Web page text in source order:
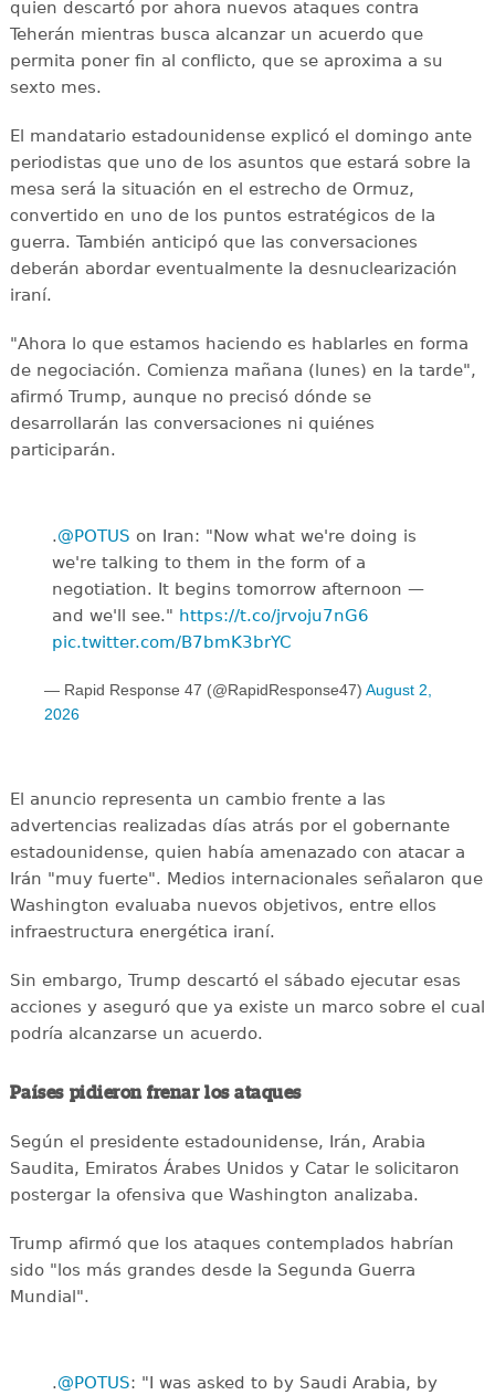
quien descartó por ahora nuevos ataques contra
Teherán mientras busca alcanzar un acuerdo que
permita poner fin al conflicto, que se aproxima a su
sexto mes.
El mandatario estadounidense explicó el domingo ante
periodistas que uno de los asuntos que estará sobre la
mesa será la situación en el estrecho de Ormuz,
convertido en uno de los puntos estratégicos de la
guerra. También anticipó que las conversaciones
deberán abordar eventualmente la desnuclearización
iraní.
"Ahora lo que estamos haciendo es hablarles en forma
de negociación. Comienza mañana (lunes) en la tarde",
afirmó Trump, aunque no precisó dónde se
desarrollarán las conversaciones ni quiénes
participarán.
.@POTUS on Iran: "Now what we're doing is
we're talking to them in the form of a
negotiation. It begins tomorrow afternoon —
and we'll see." https://t.co/jrvoju7nG6
pic.twitter.com/B7bmK3brYC
— Rapid Response 47 (@RapidResponse47) August 2,
2026
El anuncio representa un cambio frente a las
advertencias realizadas días atrás por el gobernante
estadounidense, quien había amenazado con atacar a
Irán "muy fuerte". Medios internacionales señalaron que
Washington evaluaba nuevos objetivos, entre ellos
infraestructura energética iraní.
Sin embargo, Trump descartó el sábado ejecutar esas
acciones y aseguró que ya existe un marco sobre el cual
podría alcanzarse un acuerdo.
Países pidieron frenar los ataques
Según el presidente estadounidense, Irán, Arabia
Saudita, Emiratos Árabes Unidos y Catar le solicitaron
postergar la ofensiva que Washington analizaba.
Trump afirmó que los ataques contemplados habrían
sido "los más grandes desde la Segunda Guerra
Mundial".
.@POTUS: "I was asked to by Saudi Arabia, by